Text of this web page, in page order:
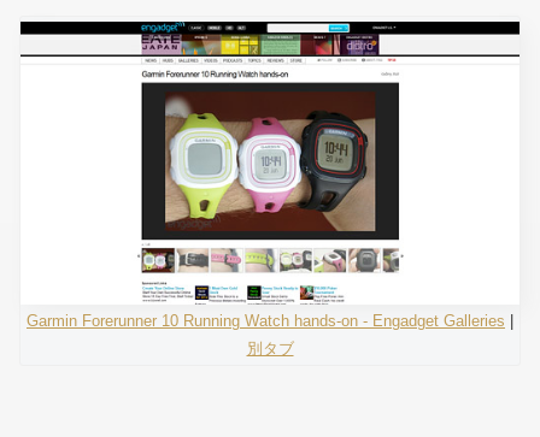
Garmin Forerunner 10 Running Watch hands-on - Engadget Galleries
別タブ